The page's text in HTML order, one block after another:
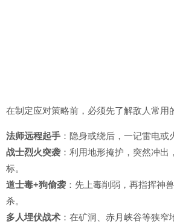
在制定应对策略前，必须先了解敌人常用
法师远程起手 ：隐身或绕后，一记雷电或
战士烈火突袭：利用地形掩护，突然冲出
标。
道士毒+狗偷袭：先上毒削弱，再指挥神
杀。
多人埋伏战术 ：在矿洞、赤月峡谷等狭窄